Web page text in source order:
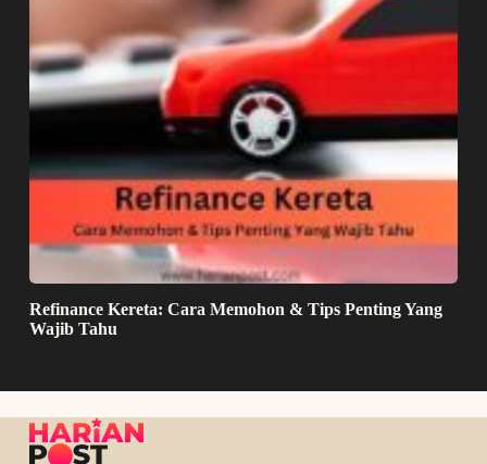
Refinance Kereta: Cara Memohon & Tips Penting Yang
Wajib Tahu